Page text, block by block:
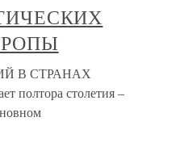
В СТРАНАХ
полтора столетия –